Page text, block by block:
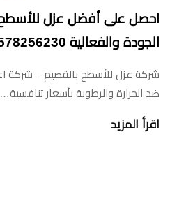
احصل على أفضل عزل
الجودة والفعالية 0578256230
شركة عزل للأسطح بالقصيم – شركة
ضد الحرارة والرطوبة بأسعار تنافسية…
اقرأ المزيد